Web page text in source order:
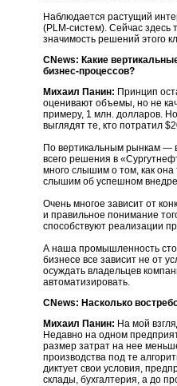
Наблюдается растущий
(PLM-систем). Сейчас здесь
значимость решений этого
CNews: Какие
бизнес-процессов?
Михаил Панин: Принцип
оценивают объемы, но не
примеру, 1 млн. долларов.
выглядят те, кто потратил
По вертикальным рынкам —
всего решения в
много слышим о том, как она
слышим об успешном
Очень многое зависит от
и правильное понимание
способствуют реализации
А наша промышленность
бизнесе все зависит не от
осуждать владельцев
автоматизировать.
CNews: Насколько
Михаил Панин: На мой
Недавно на одном
размер затрат на нее
производства под те
диктует свои условия,
склады, бухгалтерия, а до